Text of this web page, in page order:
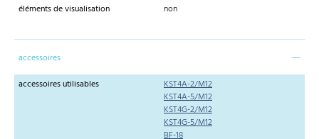
éléments de visualisation
non
accessoires
accessoires utilisables
KST4A-2/M12
KST4A-5/M12
KST4G-2/M12
KST4G-5/M12
BF-18